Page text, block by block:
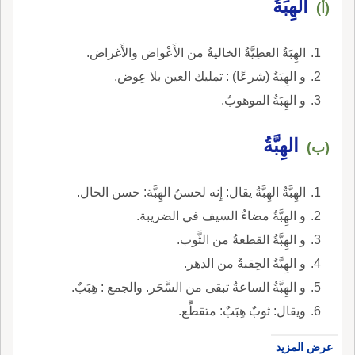
(أ) الهِبَةُ
الهِبَةُ العطِيَّةُ الخاليةُ من الأَعْواض والأَغراض.
و الهِبَةُ (شرعًا) : تمليك العين بلا عِوض.
و الهِبَةُ الموهوبُ.
(ب) الهِبَّةُ
الهِبَّةُ الهِبَّةُ يقال: إِنه لحسنُ الهِبَّة: حسن الحال.
و الهِبَّةُ مضاءُ السيف في الضريبة.
و الهِبَّةُ القطعةُ من الثَّوب.
و الهِبَّةُ الحِقبةُ من الدهر.
و الهِبَّةُ الساعةُ تبقى من السَّحَر. والجمع : هِبَبٌ.
ويقال: ثوبٌ هِبَبٌ: متقطِّع.
عرض المزيد